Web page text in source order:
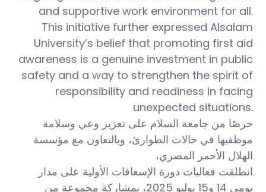
and supportive work environment for all.
This initiative further expressed Alsalam
University’s belief that promoting first aid
awareness is a genuine investment in public
safety and a way to strengthen the spirit of
responsibility and readiness in facing
unexpected situations.
حرصًا من جامعة السلام على تعزيز وعي وسلامة
موظفيها في حالات الطوارئ، وبالتعاون مع مؤسسة
الهلال الأحمر المصري،
انطلقت فعاليات دورة الإسعافات الأولية على مدار
يومي 14 و15 يوليو 2025، بمشاركة مجموعة من